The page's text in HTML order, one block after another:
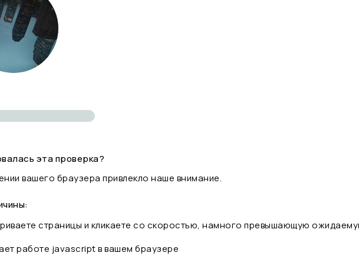
эта проверка?
вашего браузера привлекло наше внимание.
страницы и кликаете со скоростью, намного превышающую
работе javascript в вашем браузере